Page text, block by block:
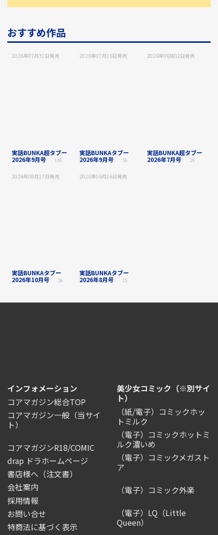
おすすめ作品
2026年07月31日発売
実話BUNKA超タブー
2026年9月号
139
2026年07月16日発売
実話BUNKAタブー
2026年9月号
59
2026年06月02日発売
実話BUNKA超タブー
2026年7月号
26
2026年08月17日発売
実話BUNKAタブー
2026年10月号
26
2026年06月16日発売
実話BUNKAタブー
2026年8月号
25
インフォメーション
コアマガジン総合TOP
コアマガジン一般 （当サイ
ト）
コアマガジンR18/COMIC
drap ドラホームページ
書店様へ（注文書）
会社案内
採用情報
お問い合せ
特商法に基づく表示
美少女コミック（※別サイ
ト）
（紙/電子）コミックホッ
トミルク
（電子）コミックホットミ
ルク濃いめ
（電子）コミックメガスト
ア
（電子）コミック外楽
（電子）LQ（Little
Queen）